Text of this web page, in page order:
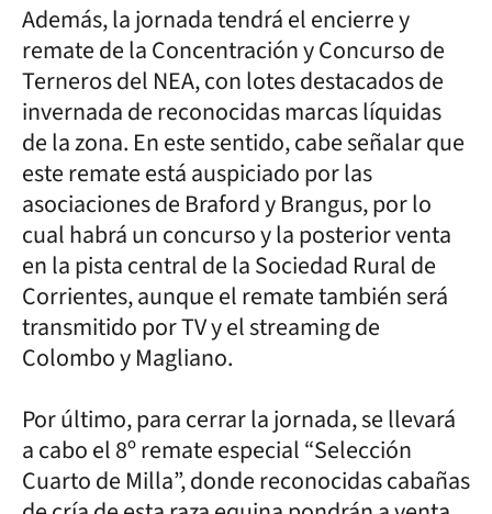
Además, la jornada tendrá el encierre y
remate de la Concentración y Concurso de
Terneros del NEA, con lotes destacados de
invernada de reconocidas marcas líquidas
de la zona. En este sentido, cabe señalar que
este remate está auspiciado por las
asociaciones de Braford y Brangus, por lo
cual habrá un concurso y la posterior venta
en la pista central de la Sociedad Rural de
Corrientes, aunque el remate también será
transmitido por TV y el streaming de
Colombo y Magliano.
Por último, para cerrar la jornada, se llevará
a cabo el 8º remate especial “Selección
Cuarto de Milla”, donde reconocidas cabañas